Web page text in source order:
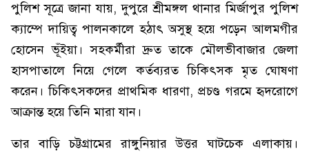
পুলিশ সূত্রে জানা যায়, দুপুরে শ্রীমঙ্গল থানার মির্জাপুর পুলিশ
ক্যাম্পে দায়িত্ব পালনকালে হঠাৎ অসুস্থ হয়ে পড়েন আলমগীর
হোসেন ভূঁইয়া। সহকর্মীরা দ্রুত তাকে মৌলভীবাজার জেলা
হাসপাতালে নিয়ে গেলে কর্তব্যরত চিকিৎসক মৃত ঘোষণা
করেন। চিকিৎসকদের প্রাথমিক ধারণা, প্রচণ্ড গরমে হৃদরোগে
আক্রান্ত হয়ে তিনি মারা যান।
তার বাড়ি চট্টগ্রামের রাঙ্গুনিয়ার উত্তর ঘাটচেক এলাকায়।